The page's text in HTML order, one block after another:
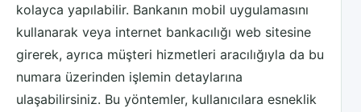
kolayca yapılabilir. Bankanın mobil uygulamasını
kullanarak veya internet bankacılığı web sitesine
girerek, ayrıca müşteri hizmetleri aracılığıyla da bu
numara üzerinden işlemin detaylarına
ulaşabilirsiniz. Bu yöntemler, kullanıcılara esneklik